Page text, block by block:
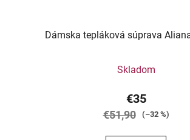
Dámska tepláková súprava
Skladom
€35
€51,90 (–32 %)